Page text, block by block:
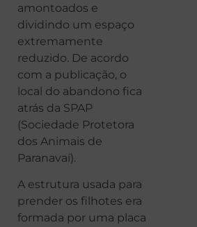
amontoados e
dividindo um espaço
extremamente
reduzido. De acordo
com a publicação, o
local do abandono fica
atrás da SPAP
(Sociedade Protetora
dos Animais de
Paranavaí).
A estrutura usada para
prender os filhotes era
formada por uma placa